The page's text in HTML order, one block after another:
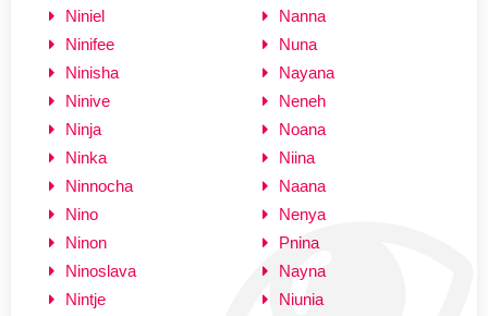
Niniel
Ninifee
Ninisha
Ninive
Ninja
Ninka
Ninnocha
Nino
Ninon
Ninoslava
Nintje
Nanna
Nuna
Nayana
Neneh
Noana
Niina
Naana
Nenya
Pnina
Nayna
Niunia